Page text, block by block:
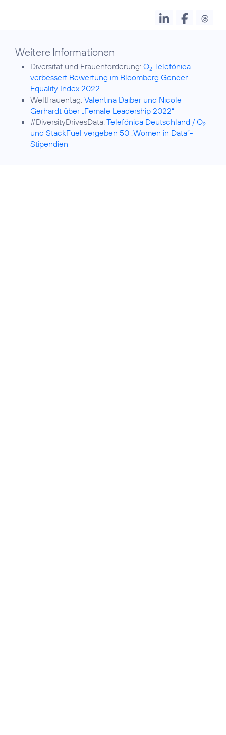
Weitere Informationen
Diversität und Frauenförderung: O2 Telefónica
verbessert Bewertung im Bloomberg Gender-
Equality Index 2022
Weltfrauentag: Valentina Daiber und Nicole
Gerhardt über „Female Leadership 2022“
#DiversityDrivesData:Telefónica Deutschland / O2
und StackFuel vergeben 50 „Women in Data“-
Stipendien